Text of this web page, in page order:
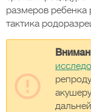
размеров ребенка
тактика